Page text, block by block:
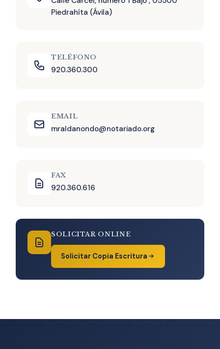
Piedrahíta (Ávila)
TELÉFONO
920.360.300
EMAIL
mraldanondo@notariado.org
FAX
920.360.616
SOLICITAR ONLINE
Solicitar Copia Escritura